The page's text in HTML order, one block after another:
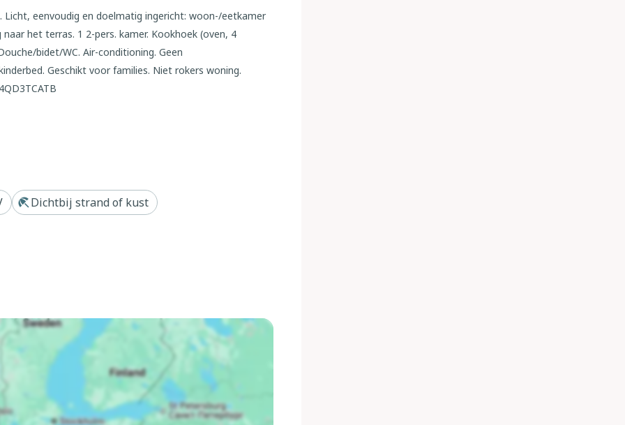
eenvoudig en doelmatig ingericht: woon-/eetkamer
het terras. 1 2-pers. kamer. Kookhoek (oven, 4
bidet/WC. Air-conditioning. Geen
Geschikt voor families. Niet rokers woning.
1 km, thermaalbad "Bibione Thermae" 1 km.
Dichtbij strand of kust